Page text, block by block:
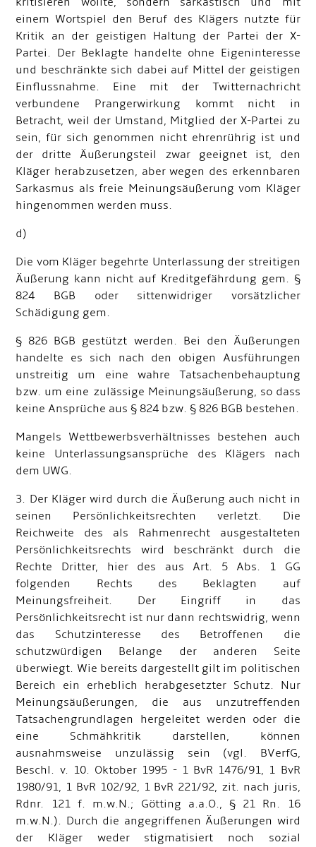
einem Wortspiel den Beruf des Klägers nutzte für
Kritik an der geistigen Haltung der Partei der X-
Partei. Der Beklagte handelte ohne Eigeninteresse
und beschränkte sich dabei auf Mittel der geistigen
Einflussnahme. Eine mit der Twitternachricht
verbundene Prangerwirkung kommt nicht in
Betracht, weil der Umstand, Mitglied der X-Partei zu
sein, für sich genommen nicht ehrenrührig ist und
der dritte Äußerungsteil zwar geeignet ist, den
Kläger herabzusetzen, aber wegen des erkennbaren
Sarkasmus als freie Meinungsäußerung vom Kläger
hingenommen werden muss.
d)
Die vom Kläger begehrte Unterlassung der streitigen
Äußerung kann nicht auf Kreditgefährdung gem. §
824 BGB oder sittenwidriger vorsätzlicher
Schädigung gem.
§ 826 BGB gestützt werden. Bei den Äußerungen
handelte es sich nach den obigen Ausführungen
unstreitig um eine wahre Tatsachenbehauptung
bzw. um eine zulässige Meinungsäußerung, so dass
keine Ansprüche aus § 824 bzw. § 826 BGB bestehen.
Mangels Wettbewerbsverhältnisses bestehen auch
keine Unterlassungsansprüche des Klägers nach
dem UWG.
3. Der Kläger wird durch die Äußerung auch nicht in
seinen Persönlichkeitsrechten verletzt. Die
Reichweite des als Rahmenrecht ausgestalteten
Persönlichkeitsrechts wird beschränkt durch die
Rechte Dritter, hier des aus Art. 5 Abs. 1 GG
folgenden Rechts des Beklagten auf
Meinungsfreiheit. Der Eingriff in das
Persönlichkeitsrecht ist nur dann rechtswidrig, wenn
das Schutzinteresse des Betroffenen die
schutzwürdigen Belange der anderen Seite
überwiegt. Wie bereits dargestellt gilt im politischen
Bereich ein erheblich herabgesetzter Schutz. Nur
Meinungsäußerungen, die aus unzutreffenden
Tatsachengrundlagen hergeleitet werden oder die
eine Schmähkritik darstellen, können
ausnahmsweise unzulässig sein (vgl. BVerfG,
Beschl. v. 10. Oktober 1995 - 1 BvR 1476/91, 1 BvR
1980/91, 1 BvR 102/92, 1 BvR 221/92, zit. nach juris,
Rdnr. 121 f. m.w.N.; Götting a.a.O., § 21 Rn. 16
m.w.N.). Durch die angegriffenen Äußerungen wird
der Kläger weder stigmatisiert noch sozial